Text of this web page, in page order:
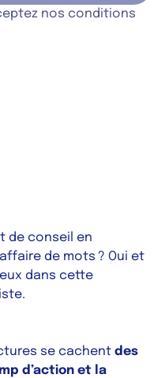
nos conditions
de conseil en
de mots ? Oui et
dans cette
se cachent des
d’action et la